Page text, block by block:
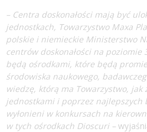
– Centra doskonałości mają być
jednostkach, Towarzystwo Maxa
polskie i niemieckie Ministerstwo
centrów doskonałości na poziomie
będą ośrodkami, które będą
środowiska naukowego,
wiedzę, którą ma Towarzystwo, jak
jednostkami i poprzez najlepszych
wyłonieni w konkursach na
w tych ośrodkach Dioscuri –